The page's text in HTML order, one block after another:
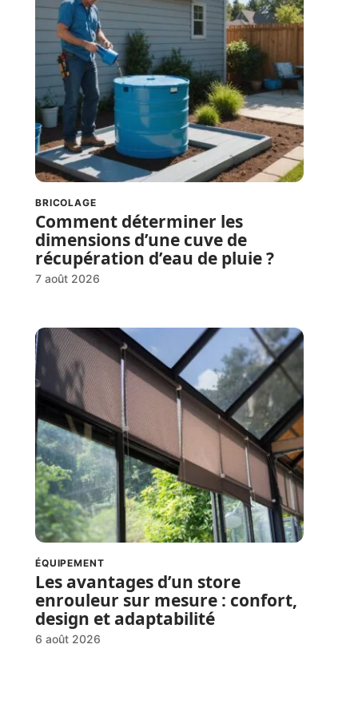
BRICOLAGE
Comment déterminer les
dimensions d’une cuve de
récupération d’eau de pluie ?
7 août 2026
ÉQUIPEMENT
Les avantages d’un store
enrouleur sur mesure : confort,
design et adaptabilité
6 août 2026